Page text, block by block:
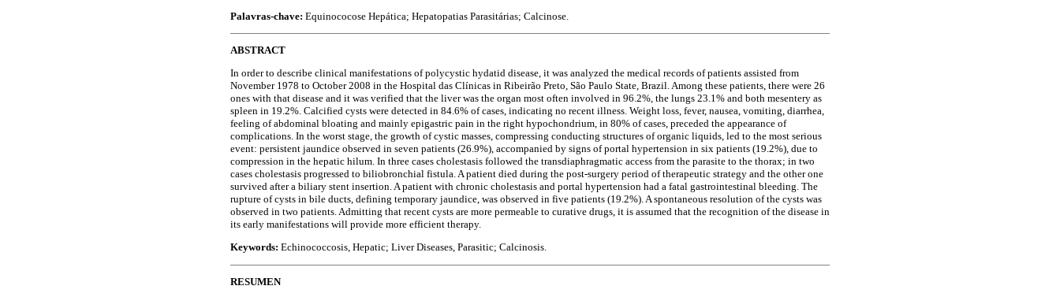
Palavras-chave: Equinococose Hepática; Hepatopatias Parasitárias; Calcinose.
ABSTRACT
In order to describe clinical manifestations of polycystic hydatid disease, it was analyzed the medical records of patients assisted from
November 1978 to October 2008 in the Hospital das Clínicas in Ribeirão Preto, São Paulo State, Brazil. Among these patients, there were 26
ones with that disease and it was verified that the liver was the organ most often involved in 96.2%, the lungs 23.1% and both mesentery as
spleen in 19.2%. Calcified cysts were detected in 84.6% of cases, indicating no recent illness. Weight loss, fever, nausea, vomiting, diarrhea,
feeling of abdominal bloating and mainly epigastric pain in the right hypochondrium, in 80% of cases, preceded the appearance of
complications. In the worst stage, the growth of cystic masses, compressing conducting structures of organic liquids, led to the most serious
event: persistent jaundice observed in seven patients (26.9%), accompanied by signs of portal hypertension in six patients (19.2%), due to
compression in the hepatic hilum. In three cases cholestasis followed the transdiaphragmatic access from the parasite to the thorax; in two
cases cholestasis progressed to biliobronchial fistula. A patient died during the post-surgery period of therapeutic strategy and the other one
survived after a biliary stent insertion. A patient with chronic cholestasis and portal hypertension had a fatal gastrointestinal bleeding. The
rupture of cysts in bile ducts, defining temporary jaundice, was observed in five patients (19.2%). A spontaneous resolution of the cysts was
observed in two patients. Admitting that recent cysts are more permeable to curative drugs, it is assumed that the recognition of the disease in
its early manifestations will provide more efficient therapy.
Keywords: Echinococcosis, Hepatic; Liver Diseases, Parasitic; Calcinosis.
RESUMEN